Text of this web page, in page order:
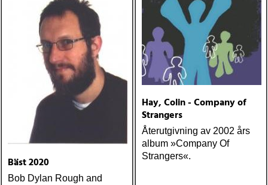
Bäst 2020
Bob Dylan Rough and
Hay, Colin - Company of
Strangers
Återutgivning av 2002 års
album »Company Of
Strangers«.